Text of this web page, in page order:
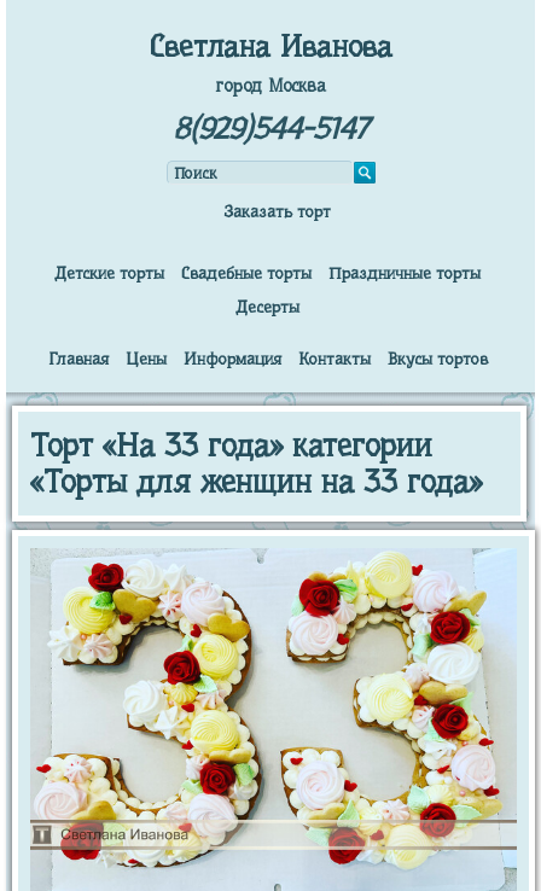
Светлана Иванова
город Москва
8(929)544-5147
Заказать торт
Детские торты Свадебные торты
Праздничные торты
Десерты
Главная Цены Информация Контакты Вкусы тортов
Торт «На 33 года» категории
«Торты для женщин на 33 года»